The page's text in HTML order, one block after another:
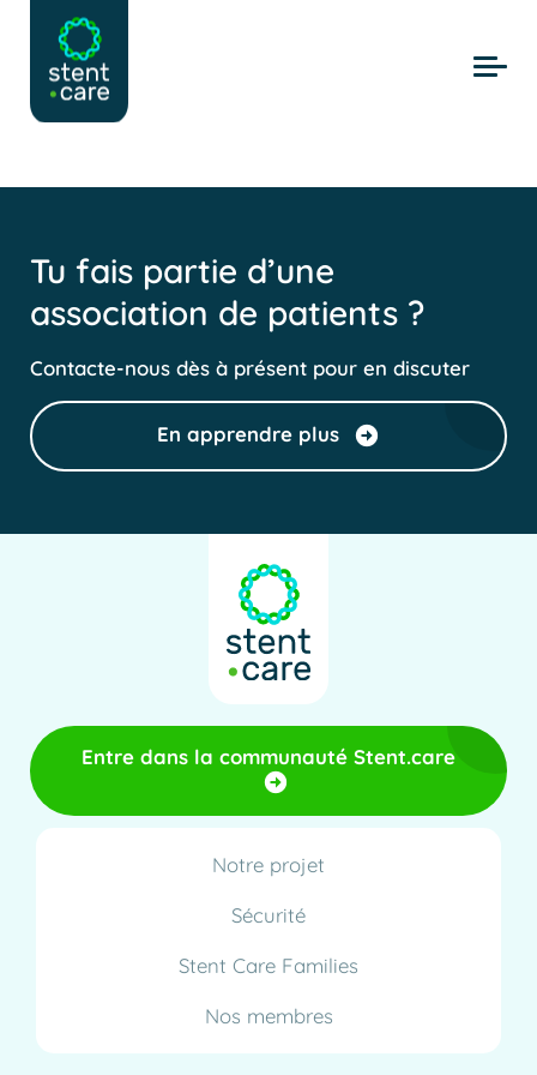
Skip to main content
Tu fais partie d’une
association de patients ?
Contacte-nous dès à présent pour en discuter
En apprendre plus
Entre dans la communauté Stent.care
Notre projet
Sécurité
Stent Care Families
Nos membres